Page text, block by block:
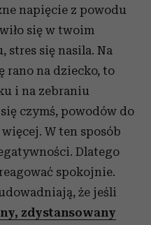
napięcie z powodu
się w twoim
stres się nasila. Na
rano na dziecko, to
i na zebraniu
czymś, powodów do
W ten sposób
Dlatego
spokojnie.
że jeśli
zdystansowany